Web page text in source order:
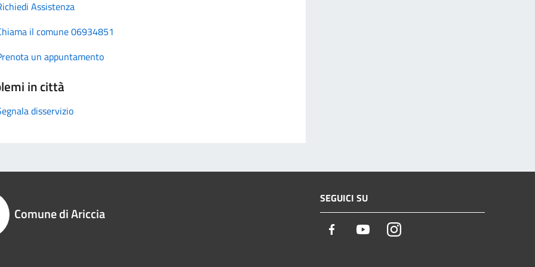
Assistenza
il comune 06934851
un appuntamento
in città
disservizio
Comune di Ariccia
SEGUICI SU
Facebook YoutubeInstagram